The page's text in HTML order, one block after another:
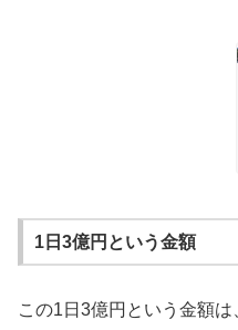
1日3億円という金額
この1日3億円という金額